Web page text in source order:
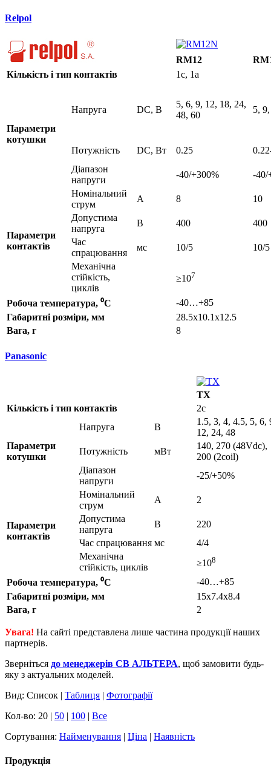
Relpol
RM12
Кількість і тип контактів
1c, 1a
Параметри
котушки
Напруга DC, B
5, 6, 9, 12, 18, 24,
48, 60
5,
Потужність DC, Вт 0.25
Діапазон
напруги
-40/+300% -40/
Параметри
контактів
Номінальний
струм
А 8
10
Допустима
напруга
В 400
400
Час
спрацювання
мс 10/5
10/5
Механічна
стійкість,
циклів
≥107
Робоча температура, ⁰С
-40…+85
Габаритні розміри, мм
28.5x10.1x12.5
Вага, г
8
Panasonic
TX
Кількість і тип контактів
2c
Параметри
котушки
Напруга B
1.5, 3, 4, 4.5, 5, 6,
12, 24, 48
Потужність
мВт
140, 270 (48Vdc),
200 (2coil)
Діапазон
напруги
-25/+50%
Параметри
контактів
Номінальний
струм
А
2
Допустима
напруга
В
220
Час спрацювання мс
4/4
Механічна
стійкість, циклів
≥108
Робоча температура, ⁰С
-40…+85
Габаритні розміри, мм
15x7.4x8.4
Вага, г
2
Увага! На сайті представлена лише частина продукції наших
партнерів.
Зверніться до менеджерів СВ АЛЬТЕРА, щоб замовити будь-
яку з актуальних моделей.
Вид: Список | Таблиця
Фотографії
Кол-во: 20 | 50 100
Все
Сортування: Найменування Ціна Наявність
Продукція